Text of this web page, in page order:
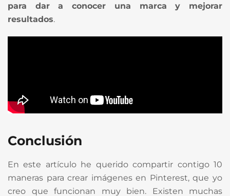
para dar a conocer una marca y mejorar
resultados.
Conclusión
En este artículo he querido compartir contigo 10
maneras para crear imágenes en Pinterest, que yo
creo que funcionan muy bien. Existen muchas